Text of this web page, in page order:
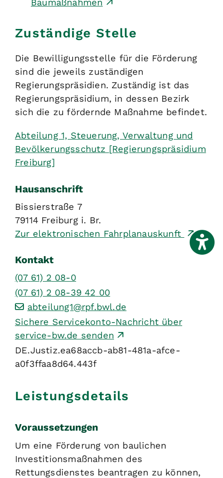
Baumaßnahmen
Zuständige Stelle
Die Bewilligungsstelle für die Förderung
sind die jeweils zuständigen
Regierungspräsidien. Zuständig ist das
Regierungspräsidium, in dessen Bezirk
sich die zu fördernde Maßnahme befindet.
Abteilung 1, Steuerung, Verwaltung und
Bevölkerungsschutz [Regierungspräsidium
Freiburg]
Hausanschrift
Bissierstraße 7
79114 Freiburg i. Br.
Zur elektronischen Fahrplanauskunft
Kontakt
(07 61) 2 08-0
(07 61) 2 08-39 42 00
abteilung1@rpf.bwl.de
Sichere Servicekonto-Nachricht über
service-bw.de senden
DE.Justiz.ea68accb-ab81-481a-afce-
a0f3ffaa8d64.443f
Leistungsdetails
Voraussetzungen
Um eine Förderung von baulichen
Investitionsmaßnahmen des
Rettungsdienstes beantragen zu können,